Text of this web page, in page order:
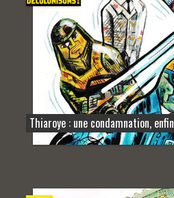
Thiaroye : une condamnation, enfin